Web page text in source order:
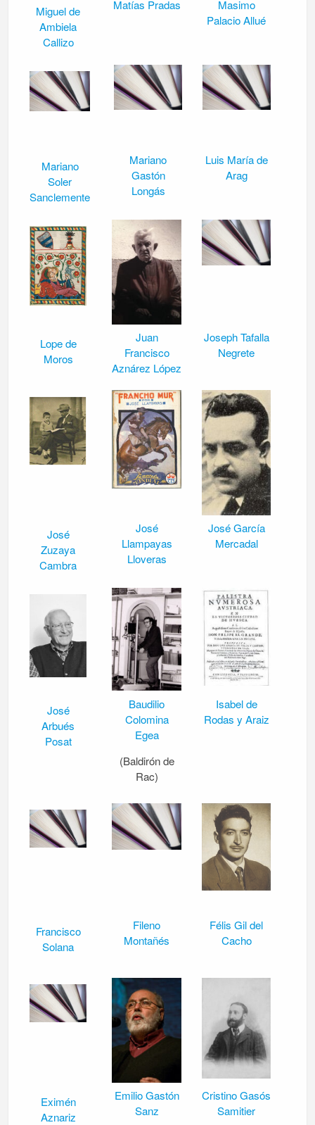
Miguel de
Ambiela
Callizo
Matías Pradas
Masimo
Palacio Allué
Mariano
Soler
Sanclemente
Mariano
Gastón
Longás
Luis María de
Arag
Lope de
Moros
Juan
Francisco
Aznárez López
Joseph Tafalla
Negrete
José
Zuzaya
Cambra
José
Llampayas
Lloveras
José García
Mercadal
José
Arbués
Posat
Baudilio
Colomina
Egea
(Baldirón de
Rac)
Isabel de
Rodas y Araiz
Francisco
Solana
Fileno
Montañés
Félis Gil del
Cacho
Eximén
Aznariz
Emilio Gastón
Sanz
Cristino Gasós
Samitier